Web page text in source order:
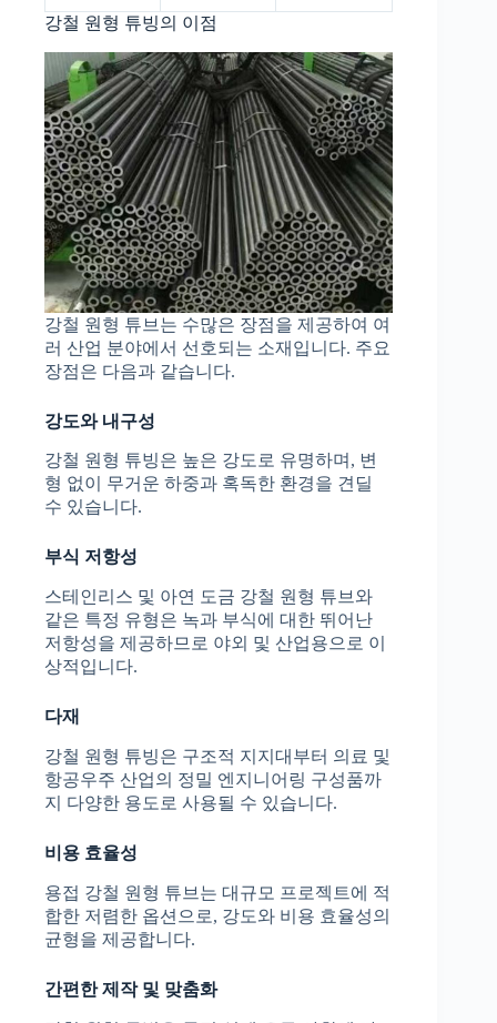
강철 원형 튜빙의 이점
강철 원형 튜브는 수많은 장점을 제공하여 여
러 산업 분야에서 선호되는 소재입니다. 주요
장점은 다음과 같습니다.
강도와 내구성
강철 원형 튜빙은 높은 강도로 유명하며, 변
형 없이 무거운 하중과 혹독한 환경을 견딜
수 있습니다.
부식 저항성
스테인리스 및 아연 도금 강철 원형 튜브와
같은 특정 유형은 녹과 부식에 대한 뛰어난
저항성을 제공하므로 야외 및 산업용으로 이
상적입니다.
다재
강철 원형 튜빙은 구조적 지지대부터 의료 및
항공우주 산업의 정밀 엔지니어링 구성품까
지 다양한 용도로 사용될 수 있습니다.
비용 효율성
용접 강철 원형 튜브는 대규모 프로젝트에 적
합한 저렴한 옵션으로, 강도와 비용 효율성의
균형을 제공합니다.
간편한 제작 및 맞춤화